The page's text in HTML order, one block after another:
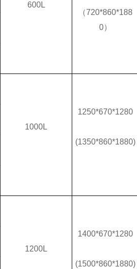
600L
（720*860*188
0）
1000L
1250*670*1280
(1350*860*1880)
1200L
1400*670*1280
(1500*860*1880)